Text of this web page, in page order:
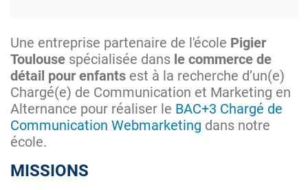
Une entreprise partenaire de l'école Pigier
Toulouse spécialisée dans le commerce de
détail pour enfants est à la recherche d’un(e)
Chargé(e) de Communication et Marketing en
Alternance pour réaliser le BAC+3 Chargé de
Communication Webmarketing dans notre
école.
MISSIONS